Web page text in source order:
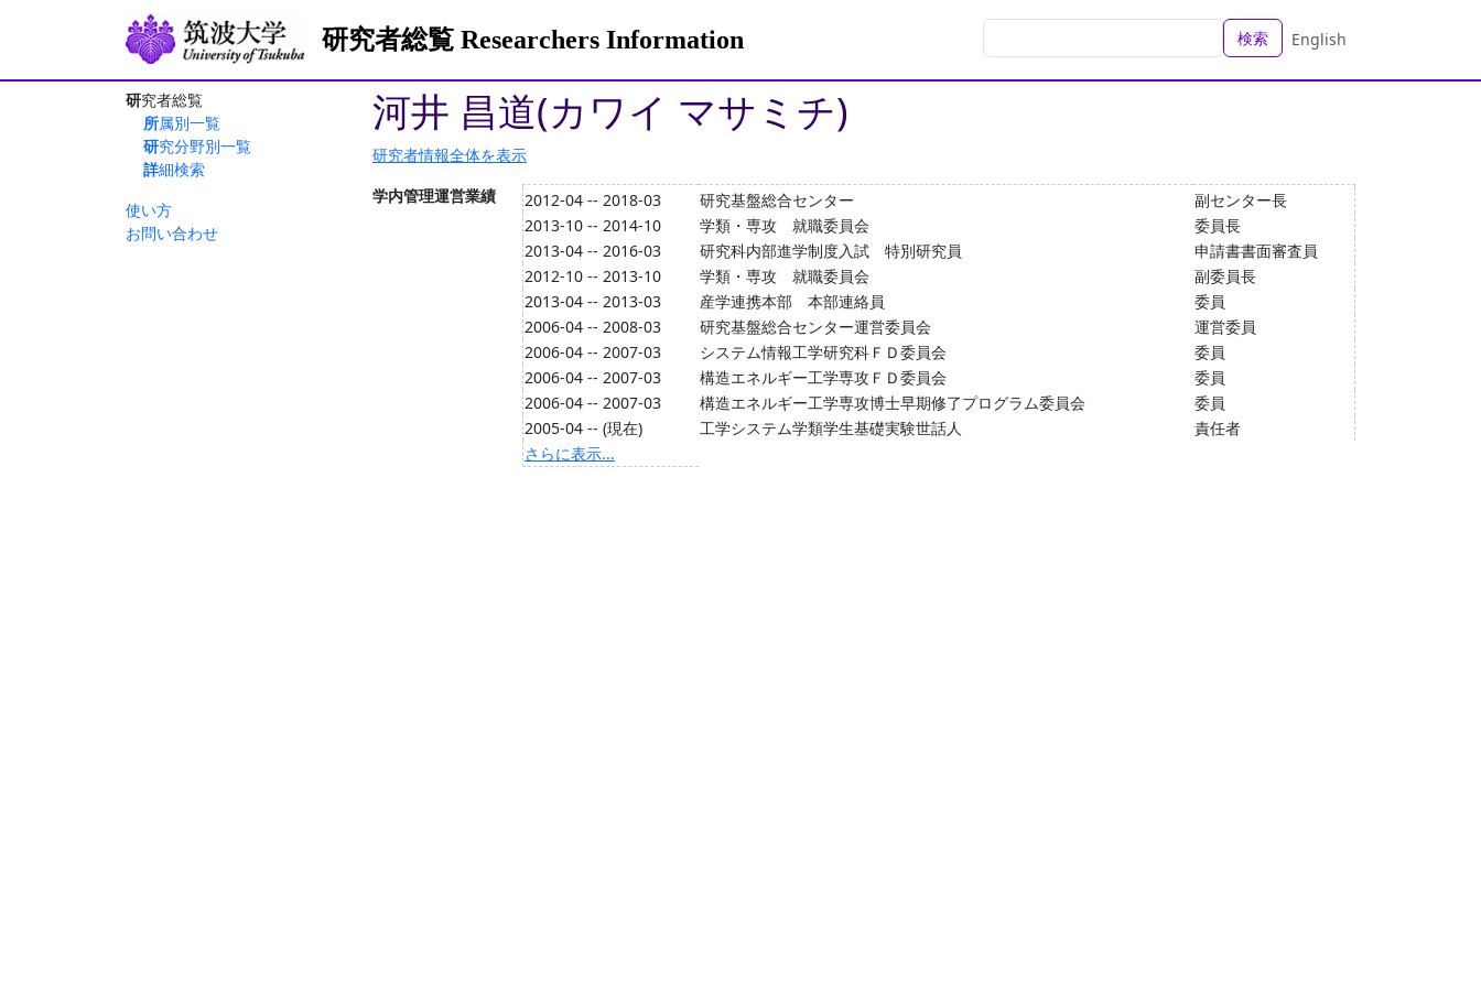
研究者総覧 Researchers Information 検索 English
研究者総覧
所属別一覧
研究分野別一覧
詳細検索
使い方
お問い合わせ
河井 昌道(カワイ マサミチ)
研究者情報全体を表示
学内管理運営業績
2012-04 -- 2018-03 研究基盤総合センター
副センター長
2013-10 -- 2014-10
学類・専攻 就職委員会
委員長
2013-04 -- 2016-03
研究科内部進学制度入試 特別研究員
申請書書面審査員
2012-10 -- 2013-10
学類・専攻 就職委員会
副委員長
2013-04 -- 2013-03
産学連携本部 本部連絡員
委員
2006-04 -- 2008-03
研究基盤総合センター運営委員会
運営委員
2006-04 -- 2007-03
システム情報工学研究科ＦＤ委員会
委員
2006-04 -- 2007-03
構造エネルギー工学専攻ＦＤ委員会
委員
2006-04 -- 2007-03
構造エネルギー工学専攻博士早期修了プログラム委員会
委員
2005-04 -- (現在)
工学システム学類学生基礎実験世話人
責任者
さらに表示...